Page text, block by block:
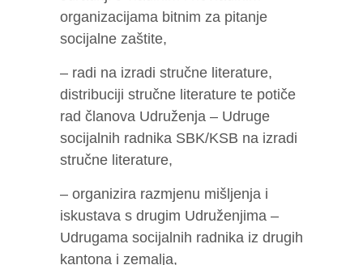
organizacijama bitnim za pitanje
socijalne zaštite,
– radi na izradi stručne literature,
distribuciji stručne literature te potiče
rad članova Udruženja – Udruge
socijalnih radnika SBK/KSB na izradi
stručne literature,
– organizira razmjenu mišljenja i
iskustava s drugim Udruženjima –
Udrugama socijalnih radnika iz drugih
kantona i zemalja,